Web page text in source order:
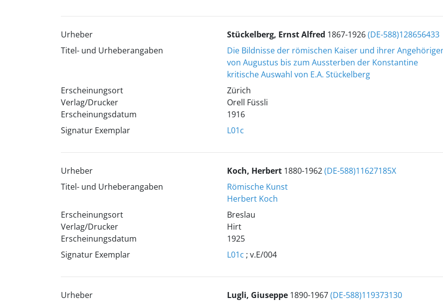
Urheber Stückelberg, Ernst Alfred 1867-1926(DE-588)128656433
Titel- und Urheberangaben
Die Bildnisse der römischen Kaiser und ihrer
von Augustus bis zum Aussterben der Konstantine
kritische Auswahl von E.A. Stückelberg
Erscheinungsort
Verlag/Drucker
Erscheinungsdatum
Zürich
Orell Füssli
1916
Signatur Exemplar
L01c
Urheber Koch, Herbert1880-1962(DE-588)11627185X
Titel- und Urheberangaben
Römische Kunst
Herbert Koch
Erscheinungsort
Verlag/Drucker
Erscheinungsdatum
Breslau
Hirt
1925
Signatur Exemplar
L01c ; v.E/004
Urheber Lugli, Giuseppe1890-1967(DE-588)119373130